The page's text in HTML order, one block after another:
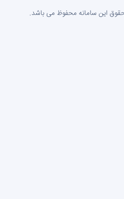
این سامانه محفوظ می باشد.